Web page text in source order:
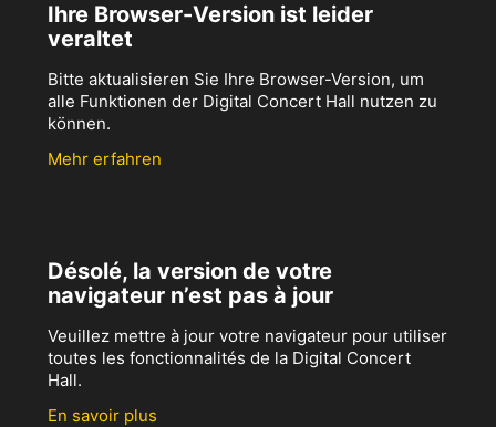
Ihre Browser-Version ist leider
veraltet
Bitte aktualisieren Sie Ihre Browser-Version, um
alle Funktionen der Digital Concert Hall nutzen zu
können.
Mehr erfahren
Désolé, la version de votre
navigateur n’est pas à jour
Veuillez mettre à jour votre navigateur pour utiliser
toutes les fonctionnalités de la Digital Concert
Hall.
En savoir plus